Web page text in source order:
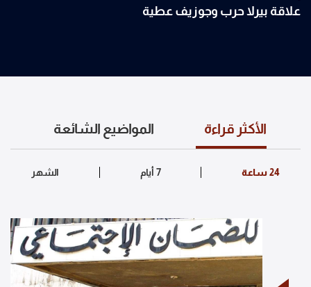
علاقة بيرلا حرب وجوزيف عطية
الأكثر قراءة المواضيع الشائعة